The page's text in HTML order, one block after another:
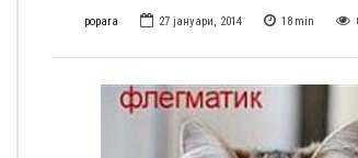
popara 27 јануари, 2014 18 min